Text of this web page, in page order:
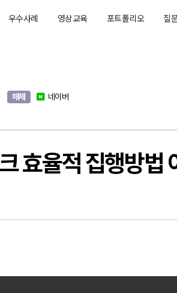
우수사례 영상교육 포트폴리오 질
매체 네이버
효율적 집행방법